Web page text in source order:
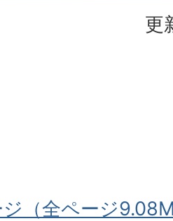
更
（全ページ